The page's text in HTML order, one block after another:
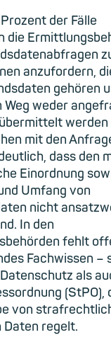
der Fälle
die
anzufordern,
gehören
Weg weder
werden
mit den
dass den
Einordnung
Umfang von
nicht
In den
fehlt
Fachwissen –
als
(StPO),
von
regelt.